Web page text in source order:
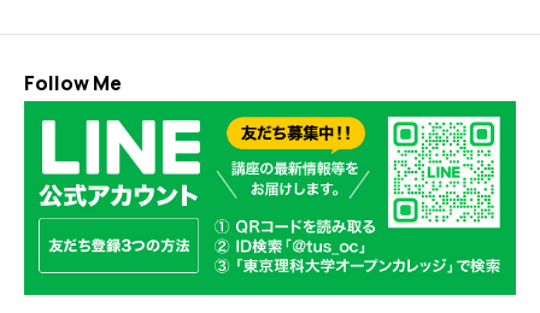
Follow Me